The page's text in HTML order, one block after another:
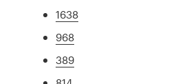
1638
968
389